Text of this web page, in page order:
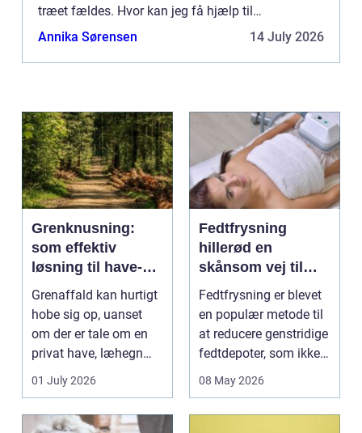
træet fældes. Hvor kan jeg få hjælp til
træfældning i Østjylland? Hvis du står med et
Annika Sørensen 14 July 2026
Grenknusning:
som effektiv
løsning til have-
og skovaffald
Grenaffald kan hurtigt
hobe sig op, uanset
om der er tale om en
privat have, læhegn
langs mark...
01 July 2026
Fedtfrysning
hillerød en
skånsom vej til
reduktion af lokale
fedtdepoter
Fedtfrysning er blevet
en populær metode til
at reducere genstridige
fedtdepoter, som ikke
08 May 2026